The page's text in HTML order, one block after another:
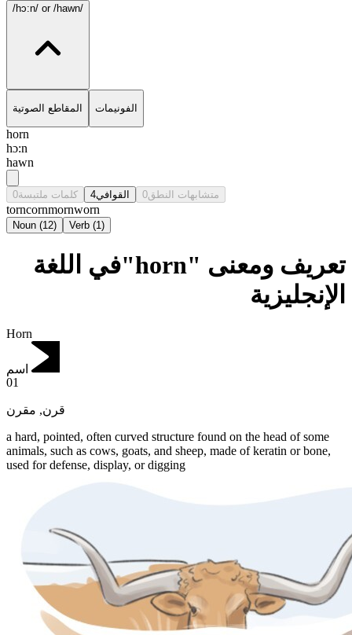
/hɔ:n/ or /hawn/
المقاطع الصوتية الفونيمات
horn
hɔ:n
hawn
كلمات ملتبسة0 القوافي4 متشابهات النطق0
torncornmornworn
Noun (12) Verb (1)
تعريف ومعنى "horn"في اللغة
الإنجليزية
Horn
اسم
01
قرن, مقرن
a hard, pointed, often curved structure found on the head of some
animals, such as cows, goats, and sheep, made of keratin or bone,
used for defense, display, or digging